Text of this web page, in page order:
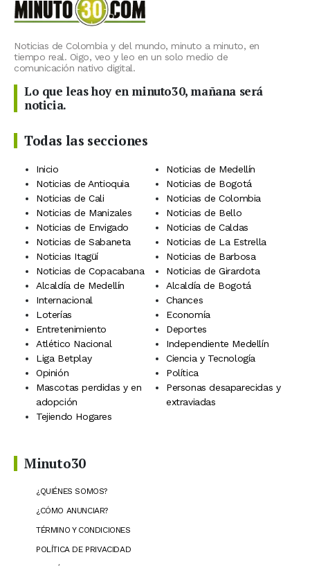
Noticias de Colombia y del mundo, minuto a minuto, en
tiempo real. Oigo, veo y leo en un solo medio de
comunicación nativo digital.
Lo que leas hoy en minuto30, mañana será
noticia.
Todas las secciones
Inicio
Noticias de Medellín
Noticias de Antioquia
Noticias de Bogotá
Noticias de Cali
Noticias de Colombia
Noticias de Manizales
Noticias de Bello
Noticias de Envigado
Noticias de Caldas
Noticias de Sabaneta
Noticias de La Estrella
Noticias Itagüí
Noticias de Barbosa
Noticias de Copacabana
Noticias de Girardota
Alcaldía de Medellín
Alcaldía de Bogotá
Internacional
Chances
Loterías
Economía
Entretenimiento
Deportes
Atlético Nacional
Independiente Medellín
Liga Betplay
Ciencia y Tecnología
Opinión
Política
Mascotas perdidas y en
adopción
Personas desaparecidas y
extraviadas
Tejiendo Hogares
Minuto30
¿QUIÉNES SOMOS?
¿CÓMO ANUNCIAR?
TÉRMINO Y CONDICIONES
POLÍTICA DE PRIVACIDAD